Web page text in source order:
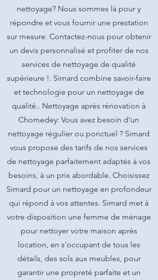
nettoyage? Nous sommes là pour y
répondre et vous fournir une prestation
sur mesure. Contactez-nous pour obtenir
un devis personnalisé et profiter de nos
services de nettoyage de qualité
supérieure !. Simard combine savoir-faire
et technologie pour un nettoyage de
qualité.. Nettoyage après rénovation à
Chomedey: Vous avez besoin d'un
nettoyage régulier ou ponctuel ? Simard
vous propose des tarifs de nos services
de nettoyage parfaitement adaptés à vos
besoins, à un prix abordable. Choisissez
Simard pour un nettoyage en profondeur
qui répond à vos attentes. Simard met à
votre disposition une femme de ménage
pour nettoyer votre maison après
location, en s'occupant de tous les
détails, des sols aux meubles, pour
garantir une propreté parfaite et un